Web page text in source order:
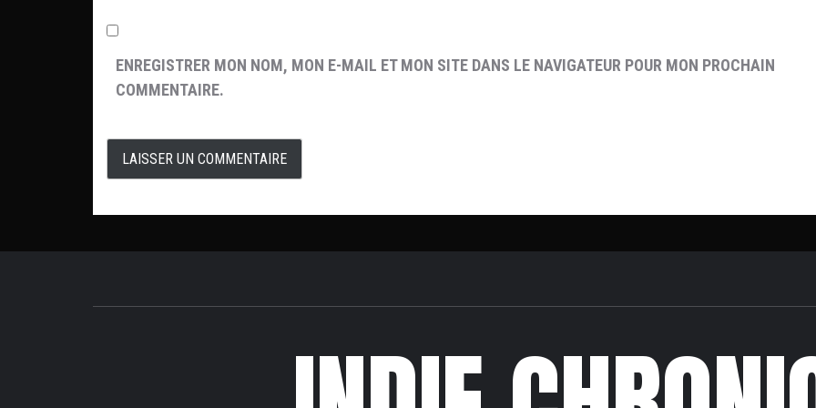
ENREGISTRER MON NOM, MON E-MAIL ET MON SITE DANS LE NAVIGATEUR POUR MON PROCHAIN
COMMENTAIRE.